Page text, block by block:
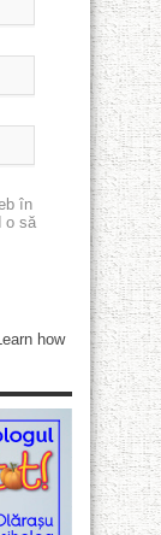
în
o să
how